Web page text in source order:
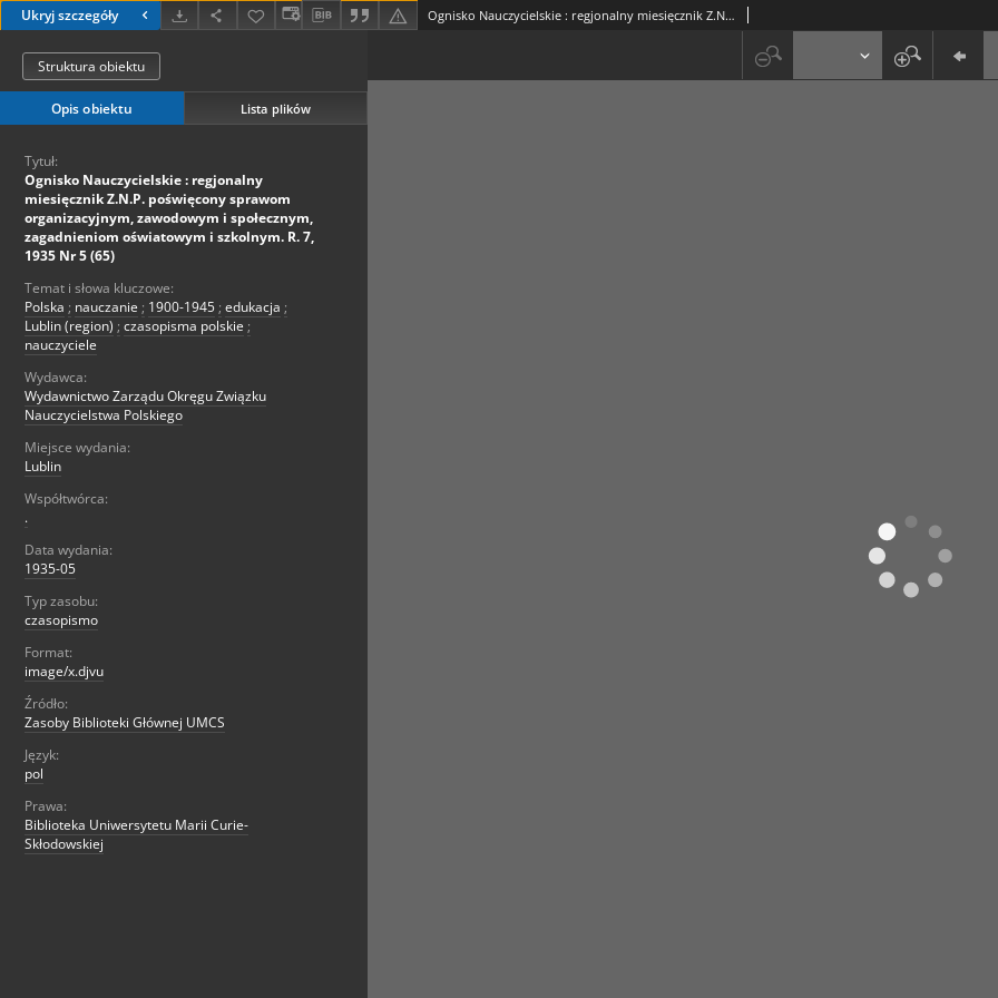
Ukryj szczegóły Ognisko Nauczycielskie : regjonalny miesięcznik Z.N.P. poświęcony sprawom organizacyjnym, zawodowym i społecznym, zagadnieniom oświatowym i szkolnym. R. 7, 1935 Nr 5 (65)
Struktura obiektu
Opis obiektu Lista plików
Tytuł:
Ognisko Nauczycielskie : regjonalny
miesięcznik Z.N.P. poświęcony sprawom
organizacyjnym, zawodowym i społecznym,
zagadnieniom oświatowym i szkolnym. R. 7,
1935 Nr 5 (65)
Temat i słowa kluczowe:
Polska ; nauczanie ; 1900-1945 ; edukacja ;
Lublin (region) ; czasopisma polskie ;
nauczyciele
Wydawca:
Wydawnictwo Zarządu Okręgu Związku
Nauczycielstwa Polskiego
Miejsce wydania:
Lublin
Współtwórca:
.
Data wydania:
1935-05
Typ zasobu:
czasopismo
Format:
image/x.djvu
Źródło:
Zasoby Biblioteki Głównej UMCS
Język:
pol
Prawa:
Biblioteka Uniwersytetu Marii Curie-
Skłodowskiej